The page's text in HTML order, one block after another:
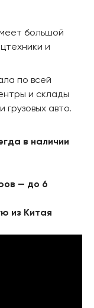
большой
и
по всей
и склады
грузовых авто.
в наличии
— до 6
из Китая